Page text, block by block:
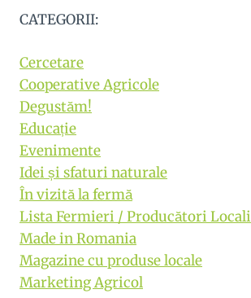
CATEGORII:
Cercetare
Cooperative Agricole
Degustăm!
Educație
Evenimente
Idei și sfaturi naturale
În vizită la fermă
Lista Fermieri / Producători Locali
Made in Romania
Magazine cu produse locale
Marketing Agricol